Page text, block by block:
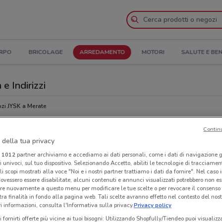
BRICOLAGE ARREDAMENTO MOTORI SALUTE E
e Indirizzi
JYSK a Merate
della tua privacy
1012partner archiviamo e accediamo ai dati personali, come i dati di navigazione
sul tuo dispositivo. Selezionando Accetto, abiliti le tecnologie di
scopi mostrati alla voce "Noi e i nostri partner trattiamo i dati da fornire". Nel caso
essere disabilitate, alcuni contenuti e annunci visualizzati potrebbero non
nuovamente a questo menu per modificare le tue scelte o per revocare il
finalità in fondo alla pagina web. Tali scelte avranno effetto nel contesto del
informazioni, consulta l'Informativa sulla privacy.Privacy policy
fornirti offerte più vicine ai tuoi bisogni: Utilizzando Shopfully/Tiendeo puoi